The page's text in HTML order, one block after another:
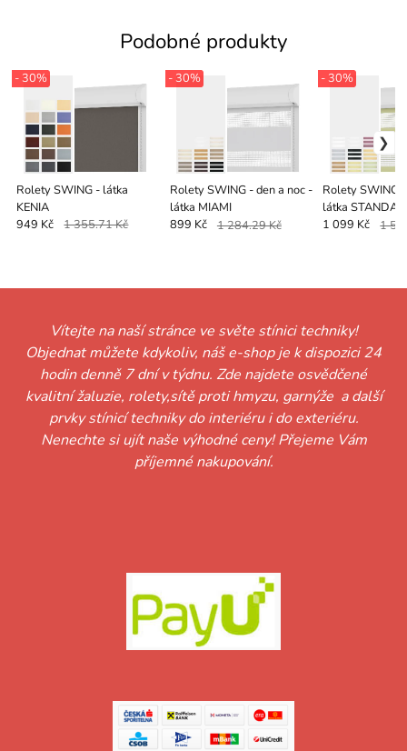
Podobné produkty
Rolety SWING - látka
KENIA
- 30%
949 Kč 1 355.71 Kč
Rolety SWING - den a noc -
látka MIAMI
- 30%
899 Kč 1 284.29 Kč
Rolety SWING
látka
- 30%
1 099 Kč 1
Vítejte na naší stránce ve světe stínici techniky!
Objednat můžete kdykoliv, náš e-shop je k dispozici 24
hodin denně 7 dní v týdnu. Zde najdete osvědčené
kvalitní žaluzie, rolety,sítě proti hmyzu, garnýže a další
prvky stínicí techniky do interiéru i do exteriéru.
Nenechte si ujít naše výhodné ceny! Přejeme Vám
příjemné nakupování.